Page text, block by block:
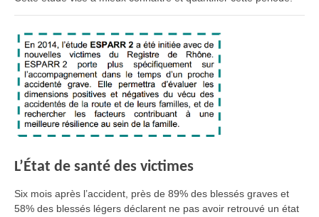
L’État de santé des victimes
Six mois après l’accident, près de 89% des blessés graves et
58% des blessés légers déclarent ne pas avoir retrouvé un état